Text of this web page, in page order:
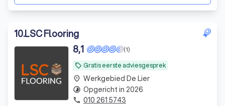
10.LSC Flooring
local_offer Gratis eerste adviesgesprek
(1)
8,1
place Werkgebied De Lier
timelapse Opgericht in 2026
phone 010 261 5743